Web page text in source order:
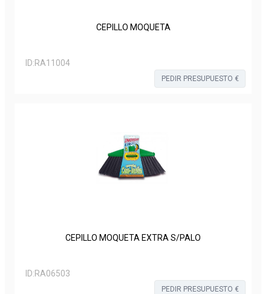
CEPILLO MOQUETA
ID:RA11004
PEDIR PRESUPUESTO €
CEPILLO MOQUETA EXTRA S/PALO
ID:RA06503
PEDIR PRESUPUESTO €